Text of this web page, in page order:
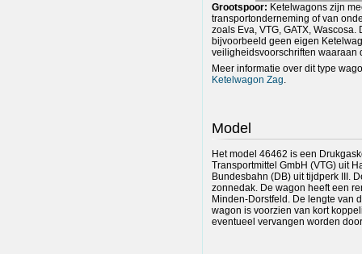
Grootspoor: Ketelwagons zijn
transportonderneming of van
zoals Eva, VTG, GATX,
bijvoorbeeld geen eigen
veiligheidsvoorschriften waaraan
Meer informatie over dit type
Ketelwagon Zag.
Model
Het model 46462 is een
Transportmittel GmbH (VTG) uit
Bundesbahn (DB) uit tijdperk III.
zonnedak. De wagon heeft een
Minden-Dorstfeld. De lengte van
wagon is voorzien van kort
eventueel vervangen worden